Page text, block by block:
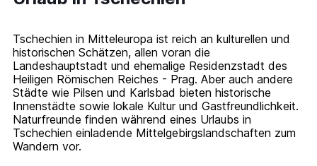
Tschechien in Mitteleuropa ist reich an kulturellen und
historischen Schätzen, allen voran die
Landeshauptstadt und ehemalige Residenzstadt des
Heiligen Römischen Reiches - Prag. Aber auch andere
Städte wie Pilsen und Karlsbad bieten historische
Innenstädte sowie lokale Kultur und Gastfreundlichkeit.
Naturfreunde finden während eines Urlaubs in
Tschechien einladende Mittelgebirgslandschaften zum
Wandern vor.